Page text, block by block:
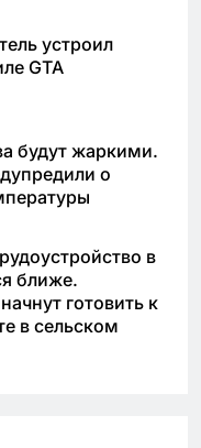
устроил
GTA
будут жаркими.
о
в
ближе.
готовить к
в сельском